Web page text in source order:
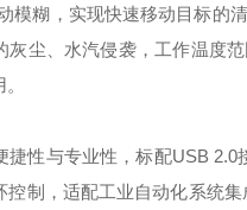
模糊，实现快速移动目标的
尘、水汽侵袭，工作温度
捷性与专业性，标配USB
控制，适配工业自动化系统